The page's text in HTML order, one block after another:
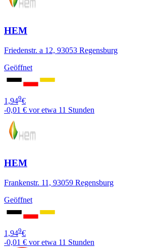
HEM
Friedenstr. a 12, 93053 Regensburg
Geöffnet
1,949€
-0,01 € vor etwa 11 Stunden
HEM
Frankenstr. 11, 93059 Regensburg
Geöffnet
1,949€
-0,01 € vor etwa 11 Stunden